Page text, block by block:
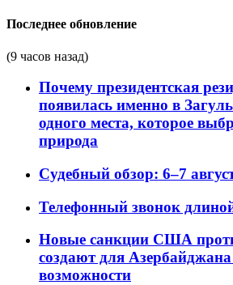
Последнее обновление
(9 часов назад)
Почему президентская
появилась именно в
одного места, которое
природа
Судебный обзор: 6–7
Телефонный звонок
Новые санкции США
создают для
возможности